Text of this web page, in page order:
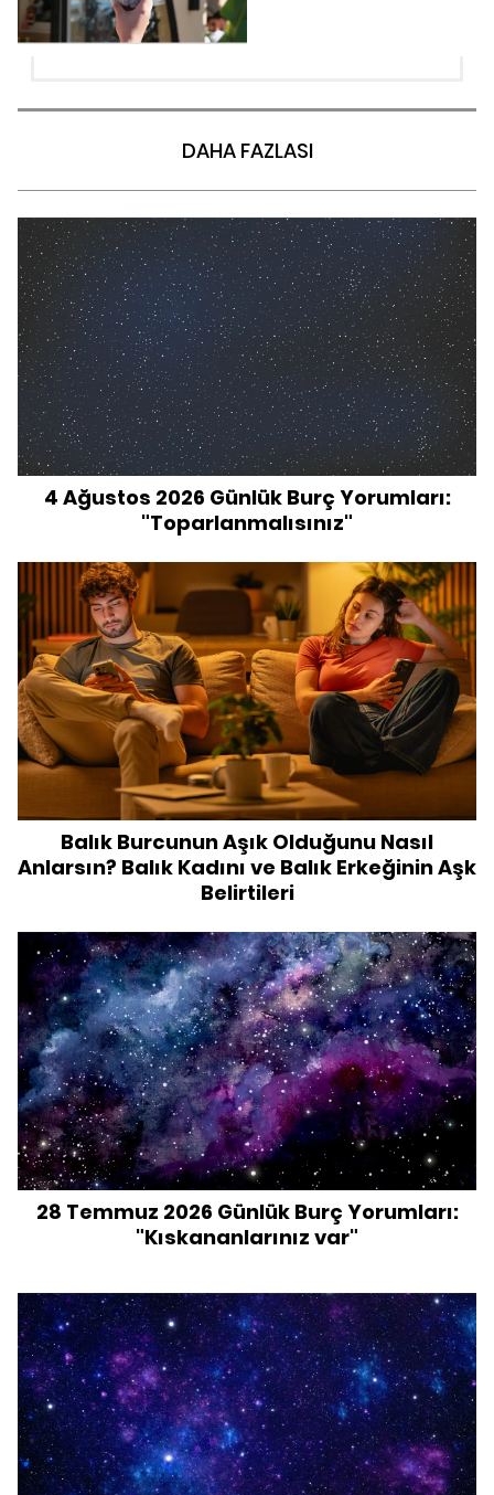
DAHA FAZLASI
4 Ağustos 2026 Günlük Burç Yorumları:
"Toparlanmalısınız"
Balık Burcunun Aşık Olduğunu Nasıl
Anlarsın? Balık Kadını ve Balık Erkeğinin Aşk
Belirtileri
28 Temmuz 2026 Günlük Burç Yorumları:
"Kıskananlarınız var"